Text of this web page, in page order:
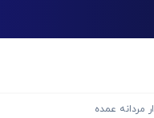
مردانه عمده